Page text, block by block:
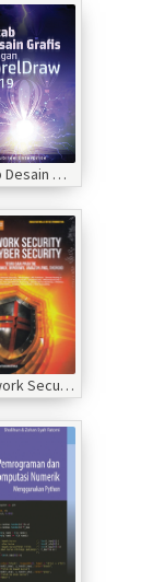
Kitab Desain Grafis dengan CorelDraw 2019
Network Security dan Cyber Security